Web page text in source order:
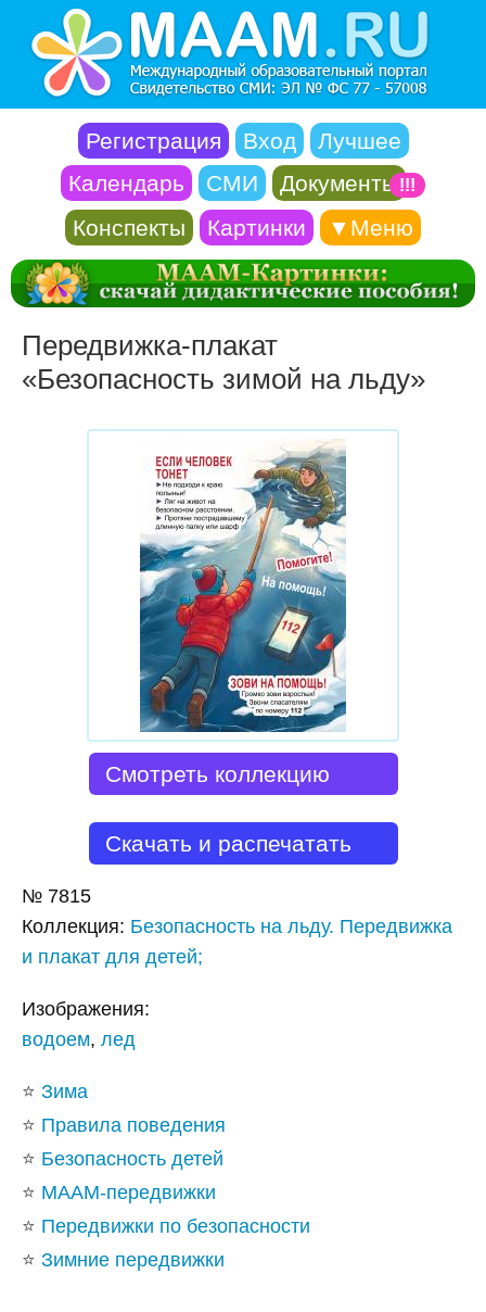
Регистрация Вход
Лучшее
Календарь
СМИ Документы !!!
Конспекты Картинки ▼Меню
Передвижка-плакат
«Безопасность зимой на льду»
Смотреть коллекцию
Скачать и распечатать
№ 7815
Коллекция: Безопасность на льду. Передвижка
и плакат для детей;
Изображения:
водоем, лед
⭐ Зима
⭐ Правила поведения
⭐ Безопасность детей
⭐ МААМ-передвижки
⭐ Передвижки по безопасности
⭐ Зимние передвижки